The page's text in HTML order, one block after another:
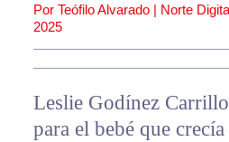
Por Teófilo Alvarado | Norte
2025
Leslie Godínez
para el bebé que